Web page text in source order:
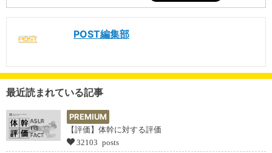
POST編集部
最近読まれている記事
PREMIUM
【評価】体幹に対する評価
32103 posts